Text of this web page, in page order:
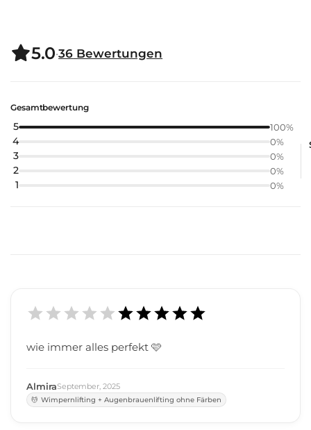
5.0·36 Bewertungen
Gesamtbewertung
5 100%
4 0%
3 0%
2 0%
1 0%
wie immer alles perfekt 🩷
AlmiraSeptember ,2025
Wimpernlifting + Augenbrauenlifting ohne Färben